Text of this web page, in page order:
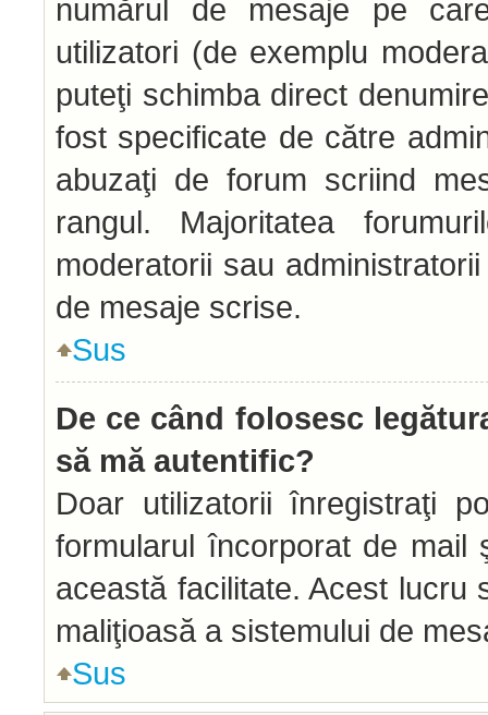
numărul de mesaje pe
utilizatori (de exemplu
puteţi schimba direct
fost specificate de către
abuzaţi de forum scriind
rangul. Majoritatea
moderatorii sau
de mesaje scrise.
Sus
De ce când folosesc
să mă autentific?
Doar utilizatorii înregistraţi
formularul încorporat de mail
această facilitate. Acest lucru
maliţioasă a sistemului de
Sus